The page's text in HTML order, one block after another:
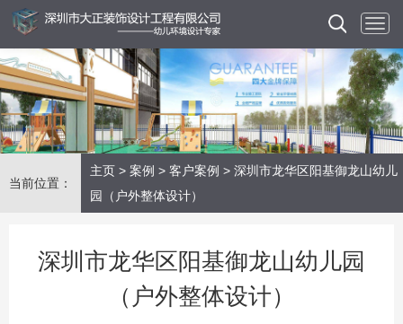
当前位置：
主页 > 案例 > 客户案例 > 深圳市龙华区阳基御龙山幼儿
园（户外整体设计）
深圳市龙华区阳基御龙山幼儿园
（户外整体设计）